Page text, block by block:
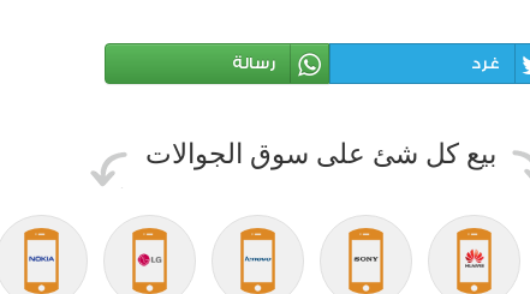
غرد رسالة
بيع كل شئ على سوق الجوالات